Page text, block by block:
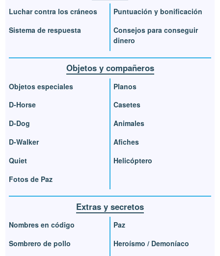
Luchar contra los cráneos
Sistema de respuesta
Puntuación y bonificación
Consejos para conseguir
dinero
Objetos y compañeros
Objetos especiales
D-Horse
D-Dog
D-Walker
Quiet
Fotos de Paz
Planos
Casetes
Animales
Afiches
Helicóptero
Extras y secretos
Nombres en código
Sombrero de pollo
Paz
Heroísmo / Demoníaco